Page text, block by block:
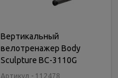
Вертикальный
велотренажер Body
Sculpture BC-3110G
Артикул - 112478